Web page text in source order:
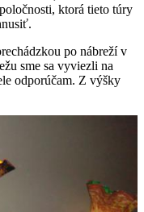
ktorá tieto túry
po nábreží v
sme sa vyviezli na
odporúčam. Z výšky